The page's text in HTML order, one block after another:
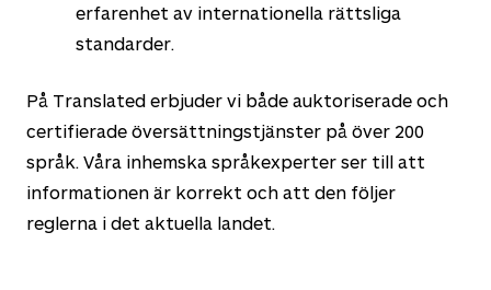
erfarenhet av internationella rättsliga
standarder.
På Translated erbjuder vi både auktoriserade och
certifierade översättningstjänster på över 200
språk. Våra inhemska språkexperter ser till att
informationen är korrekt och att den följer
reglerna i det aktuella landet.